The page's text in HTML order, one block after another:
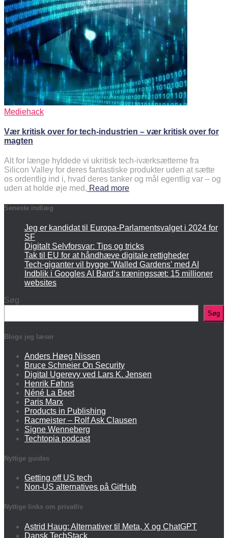
Mediehack
Vær kritisk over for tech-industrien – vær kritisk over for
magten
Alt for længe hyldede vi ukritisk tech-iværksætterne fra
Silicon Valley for deres fantastiske produkter uden at sætte
os ordentlig ind i, hvad deres tanker og mål egentlig var – og
uden at holde øje med, Read more
Seneste indlæg
Jeg er kandidat til Europa-Parlamentsvalget i 2024 for
SF
Digitalt Selvforsvar: Tips og tricks
Tak til EU for at håndhæve digitale rettigheder
Tech-giganter vil bygge ‘Walled Gardens’ med AI
Indblik i Googles AI Bard’s træningssæt: 15 millioner
websites
Søg
Søg
Blogs jeg læser
Anders Høeg Nissen
Bruce Schneier On Security
Digital Ugerevy ved Lars K. Jensen
Henrik Føhns
Néné La Beet
Paris Marx
Products in Publishing
Racmeister – Rolf Ask Clausen
Signe Wenneberg
Techtopia podcast
Nyttige guides
Getting off US tech
Non-US alternatives på GitHub
Nyttige links om privatliv
Astrid Haug: Alternativer til Meta, X og ChatGPT
Dansk TechStack